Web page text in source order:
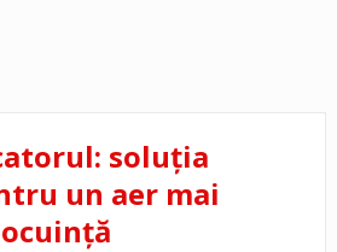
soluția
un aer mai